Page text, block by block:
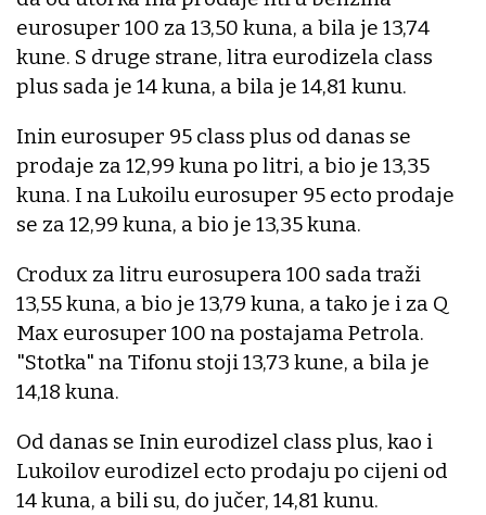
eurosuper 100 za 13,50 kuna, a bila je 13,74
kune. S druge strane, litra eurodizela class
plus sada je 14 kuna, a bila je 14,81 kunu.
Inin eurosuper 95 class plus od danas se
prodaje za 12,99 kuna po litri, a bio je 13,35
kuna. I na Lukoilu eurosuper 95 ecto prodaje
se za 12,99 kuna, a bio je 13,35 kuna.
Crodux za litru eurosupera 100 sada traži
13,55 kuna, a bio je 13,79 kuna, a tako je i za Q
Max eurosuper 100 na postajama Petrola.
"Stotka" na Tifonu stoji 13,73 kune, a bila je
14,18 kuna.
Od danas se Inin eurodizel class plus, kao i
Lukoilov eurodizel ecto prodaju po cijeni od
14 kuna, a bili su, do jučer, 14,81 kunu.